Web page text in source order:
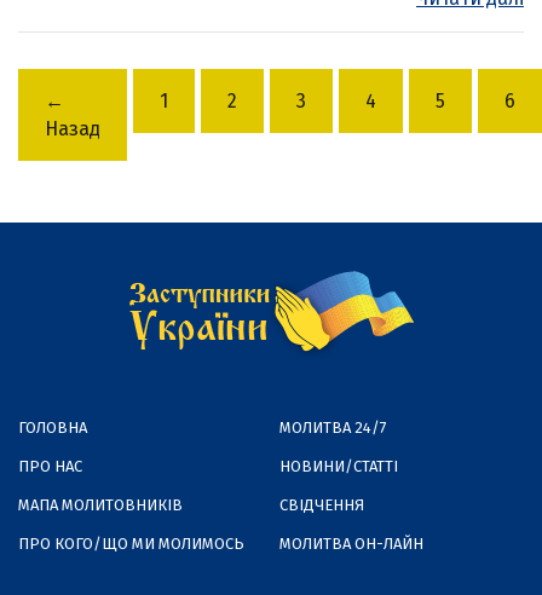
←
Назад
1 2 3 4 5 6
ГОЛОВНА
ПРО НАС
МАПА МОЛИТОВНИКІВ
ПРО КОГО/ЩО МИ МОЛИМОСЬ
МОЛИТВА 24/7
НОВИНИ/СТАТТІ
СВІДЧЕННЯ
МОЛИТВА ОН-ЛАЙН